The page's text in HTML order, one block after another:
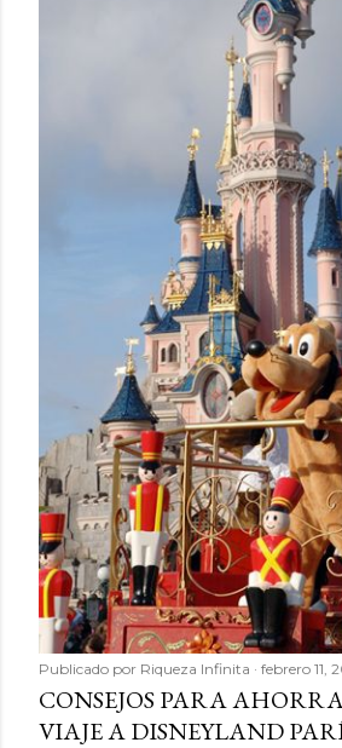
Publicado por Riqueza Infinita febrero 11,
CONSEJOS PARA
VIAJE A DISNEYLAND